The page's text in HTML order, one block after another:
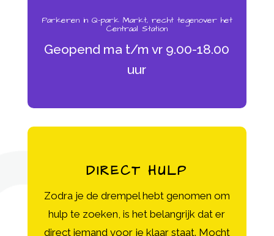
Parkeren in Q-park Markt, recht tegenover het
Centraal Station
Geopend ma t/m vr 9.00-18.00
uur
DIRECT HULP
Zodra je de drempel hebt genomen om
hulp te zoeken, is het belangrijk dat er
direct iemand voor je klaar staat. Mocht